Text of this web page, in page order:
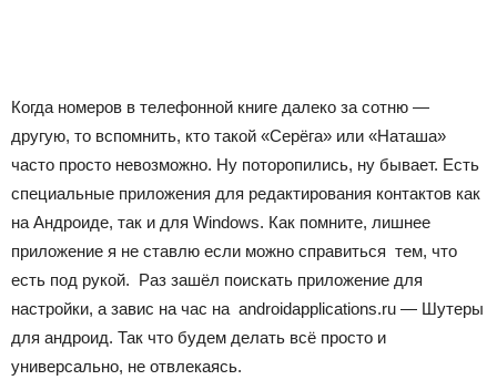
Когда номеров в телефонной книге далеко за сотню —
другую, то вспомнить, кто такой «Серёга» или «Наташа»
часто просто невозможно. Ну поторопились, ну бывает. Есть
специальные приложения для редактирования контактов как
на Андроиде, так и для Windows. Как помните, лишнее
приложение я не ставлю если можно справиться тем, что
есть под рукой. Раз зашёл поискать приложение для
настройки, а завис на час на androidapplications.ru — Шутеры
для андроид. Так что будем делать всё просто и
универсально, не отвлекаясь.